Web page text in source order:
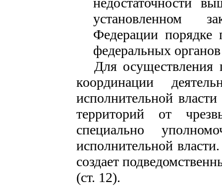
установленном
Федерации порядке
федеральных
Для осуществления
координации
исполнительной
территорий от
специально
исполнительной
создает
(ст. 12).